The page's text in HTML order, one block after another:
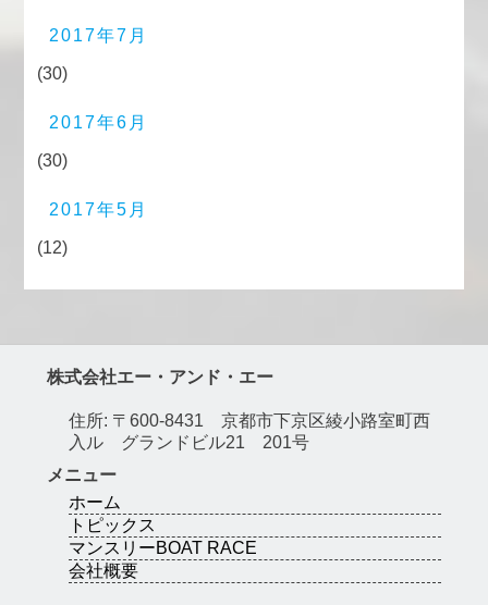
2017年7月
(30)
2017年6月
(30)
2017年5月
(12)
株式会社エー・アンド・エー
住所: 〒600-8431 京都市下京区綾小路室町西
入ル グランドビル21 201号
メニュー
ホーム
トピックス
マンスリーBOAT RACE
会社概要